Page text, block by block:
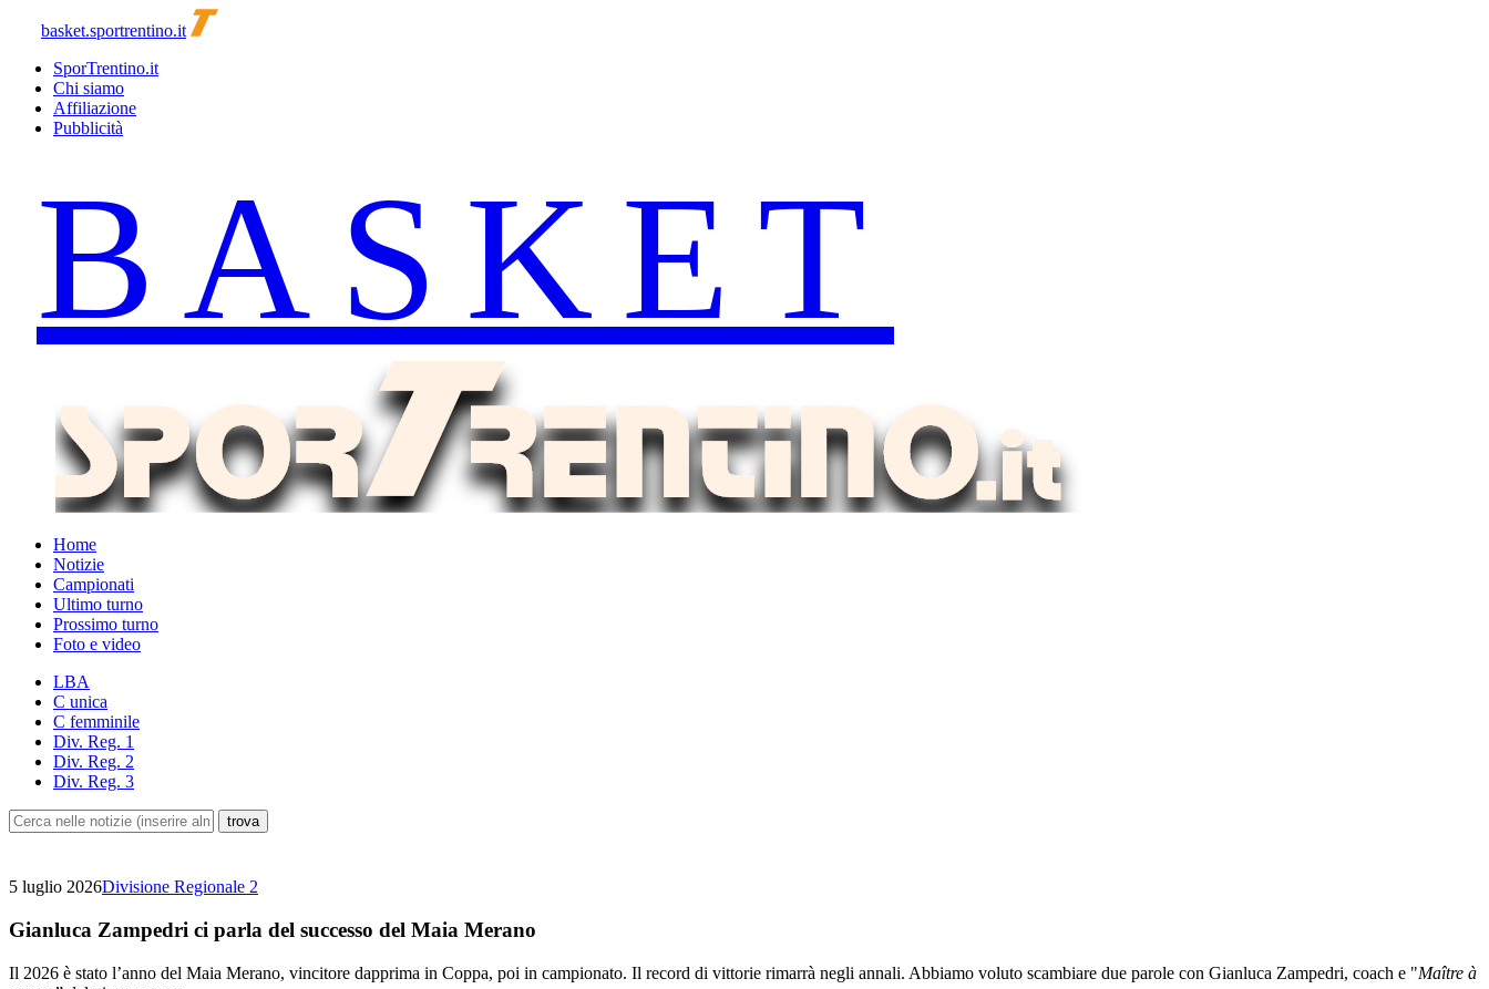
basket.sportrentino.it
SporTrentino.it
Chi siamo
Affiliazione
Pubblicità
Home
Notizie
Campionati
Ultimo turno
Prossimo turno
Foto e video
LBA
C unica
C femminile
Div. Reg. 1
Div. Reg. 2
Div. Reg. 3
5 luglio 2026Divisione Regionale 2
Gianluca Zampedri ci parla del successo del Maia Merano
Il 2026 è stato l’anno del Maia Merano, vincitore dapprima in Coppa, poi in campionato. Il record di vittorie rimarrà negli annali. Abbiamo voluto scambiare due parole con Gianluca Zampedri, coach e "Maître à